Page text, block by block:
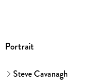
Portrait
Steve Cavanagh